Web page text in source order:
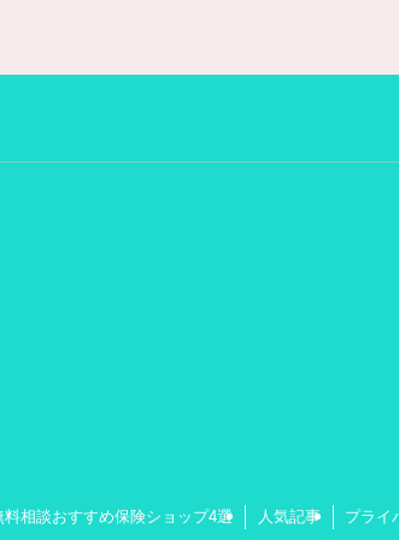
料相談おすすめ保険ショップ4選 人気記事 プライ